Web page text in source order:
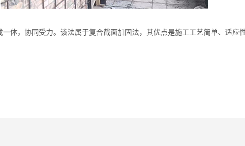
体，协同受力。该法属于复合截面加固法，其优点是施工工艺简单、适应